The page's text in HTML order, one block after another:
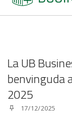
RECERCA
PROGRAMES
La UB
benvinguda
2025
17/12/2025